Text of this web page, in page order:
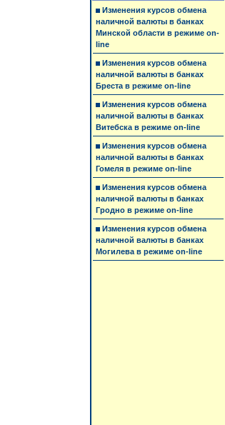
Изменения курсов обмена
наличной валюты в банках
Минской области в режиме on-
line
Изменения курсов обмена
наличной валюты в банках
Бреста в режиме on-line
Изменения курсов обмена
наличной валюты в банках
Витебска в режиме on-line
Изменения курсов обмена
наличной валюты в банках
Гомеля в режиме on-line
Изменения курсов обмена
наличной валюты в банках
Гродно в режиме on-line
Изменения курсов обмена
наличной валюты в банках
Могилева в режиме on-line